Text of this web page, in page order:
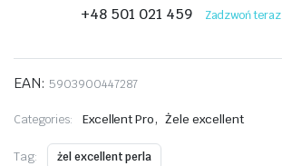
+48 501 021 459 Zadzwoń teraz
EAN: 5903900447287
Categories: Excellent Pro, Żele excellent
Tag: żel excellent perla